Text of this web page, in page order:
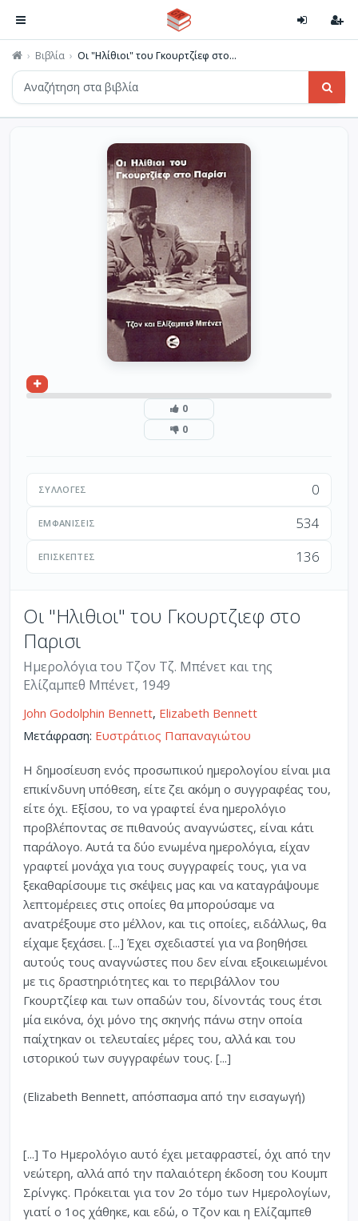
Βιβλία Οι "Ηλίθιοι" του Γκουρτζίεφ στο...
0
0
ΣΥΛΛΟΓΈΣ 0
ΕΜΦΑΝΊΣΕΙΣ 534
ΕΠΙΣΚΈΠΤΕΣ 136
Οι "Ηλιθιοι" του Γκουρτζιεφ στο
Παρισι
Ημερολόγια του Τζον Τζ. Μπένετ και της
Ελίζαμπεθ Μπένετ, 1949
John Godolphin Bennett, Elizabeth Bennett
Μετάφραση: Ευστράτιος Παπαναγιώτου
Η δημοσίευση ενός προσωπικού ημερολογίου είναι μια
επικίνδυνη υπόθεση, είτε ζει ακόμη ο συγγραφέας του,
είτε όχι. Εξίσου, το να γραφτεί ένα ημερολόγιο
προβλέποντας σε πιθανούς αναγνώστες, είναι κάτι
παράλογο. Αυτά τα δύο ενωμένα ημερολόγια, είχαν
γραφτεί μονάχα για τους συγγραφείς τους, για να
ξεκαθαρίσουμε τις σκέψεις μας και να καταγράψουμε
λεπτομέρειες στις οποίες θα μπορούσαμε να
ανατρέξουμε στο μέλλον, και τις οποίες, ειδάλλως, θα
είχαμε ξεχάσει. [...] Έχει σχεδιαστεί για να βοηθήσει
αυτούς τους αναγνώστες που δεν είναι εξοικειωμένοι
με τις δραστηριότητες και το περιβάλλον του
Γκουρτζίεφ και των οπαδών του, δίνοντάς τους έτσι
μία εικόνα, όχι μόνο της σκηνής πάνω στην οποία
παίχτηκαν οι τελευταίες μέρες του, αλλά και του
ιστορικού των συγγραφέων τους. [...]
(Elizabeth Bennett, απόσπασμα από την εισαγωγή)
[...] Το Ημερολόγιο αυτό έχει μεταφραστεί, όχι από την
νεώτερη, αλλά από την παλαιότερη έκδοση του Κουμπ
Σρίνγκς. Πρόκειται για τον 2ο τόμο των Ημερολογίων,
γιατί ο 1ος χάθηκε, και εδώ, ο Τζον και η Ελίζαμπεθ